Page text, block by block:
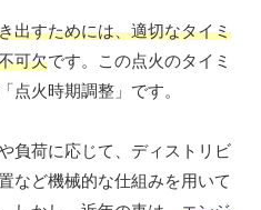
出すためには、適切なタイミ
可欠です。この点火のタイミ
点火時期調整」です。
負荷に応じて、ディストリビ
など機械的な仕組みを用いて